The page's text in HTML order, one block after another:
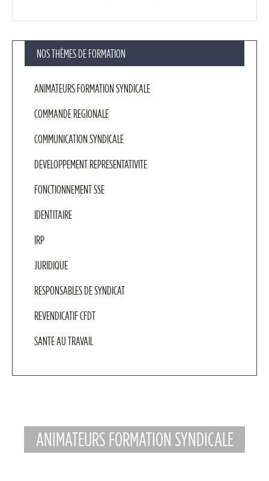
NOS THÈMES DE FORMATION
ANIMATEURS FORMATION SYNDICALE
COMMANDE REGIONALE
COMMUNICATION SYNDICALE
DEVELOPPEMENT REPRESENTATIVITE
FONCTIONNEMENT SSE
IDENTITAIRE
IRP
JURIDIQUE
RESPONSABLES DE SYNDICAT
REVENDICATIF CFDT
SANTE AU TRAVAIL
ANIMATEURS FORMATION SYNDICALE